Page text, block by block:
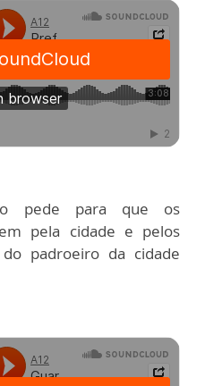
pede para que os
pela cidade e pelos
padroeiro da cidade